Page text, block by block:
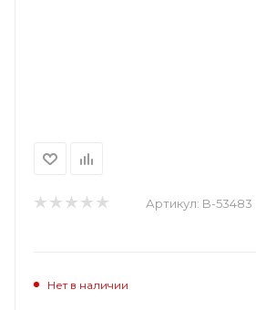
Артикул: B-53483
Нет в наличии